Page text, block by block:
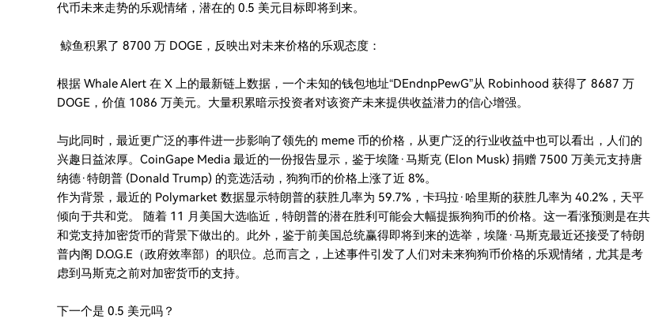
代币未来走势的乐观情绪，潜在的 0.5 美元目标即将到来。
鲸鱼积累了 8700 万 DOGE，反映出对未来价格的乐观态度：
根据 Whale Alert 在 X 上的最新链上数据，一个未知的钱包地址“DEndnpPewG”从 Robinhood 获得了 8687 万
DOGE，价值 1086 万美元。大量积累暗示投资者对该资产未来提供收益潜力的信心增强。
与此同时，最近更广泛的事件进一步影响了领先的 meme 币的价格，从更广泛的行业收益中也可以看出，人们的
兴趣日益浓厚。CoinGape Media 最近的一份报告显示，鉴于埃隆·马斯克 (Elon Musk) 捐赠 7500 万美元支持唐
纳德·特朗普 (Donald Trump) 的竞选活动，狗狗币的价格上涨了近 8%。
作为背景，最近的 Polymarket 数据显示特朗普的获胜几率为 59.7%，卡玛拉·哈里斯的获胜几率为 40.2%，天平
倾向于共和党。 随着 11 月美国大选临近，特朗普的潜在胜利可能会大幅提振狗狗币的价格。这一看涨预测是在共
和党支持加密货币的背景下做出的。此外，鉴于前美国总统赢得即将到来的选举，埃隆·马斯克最近还接受了特朗
普内阁 D.O.G.E（政府效率部）的职位。总而言之，上述事件引发了人们对未来狗狗币价格的乐观情绪，尤其是考
虑到马斯克之前对加密货币的支持。
下一个是 0.5 美元吗？